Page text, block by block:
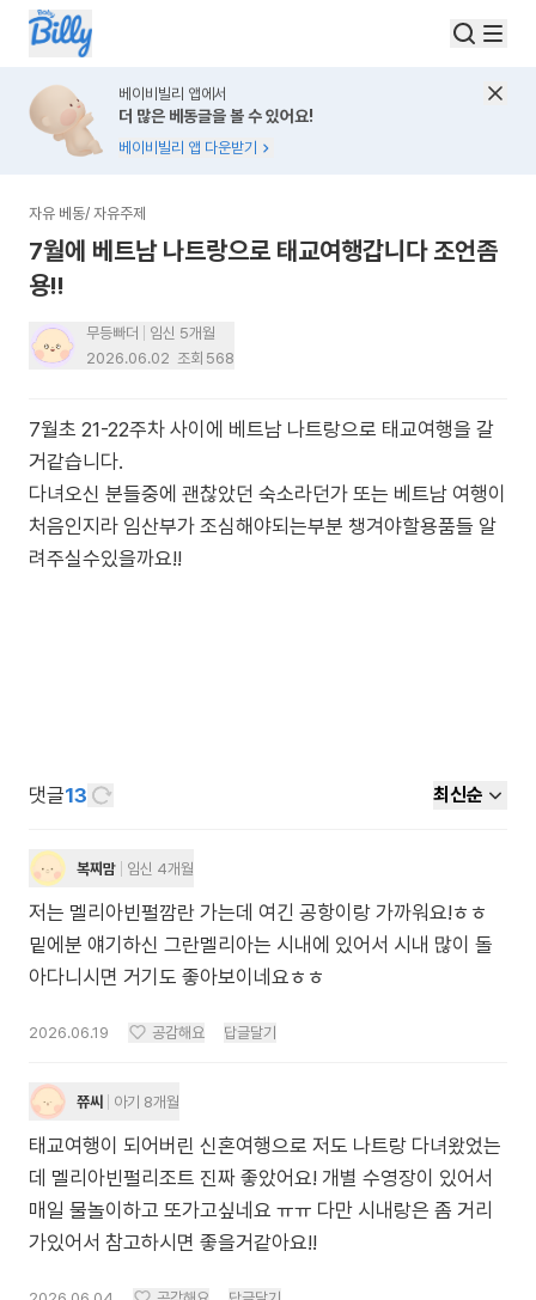
베이비빌리 앱에서
더 많은 베동글을 볼 수 있어요!
베이비빌리 앱 다운받기
자유 베동/ 자유주제
7월에 베트남 나트랑으로 태교여행갑니다 조언좀
용!!
무등빠더
임신 5개월
2026.06.02 조회 568
7월초 21-22주차 사이에 베트남 나트랑으로 태교여행을 갈
거같습니다.
다녀오신 분들중에 괜찮았던 숙소라던가 또는 베트남 여행이
처음인지라 임산부가 조심해야되는부분 챙겨야할용품들 알
려주실수있을까요!!
댓글13 최신순
복찌맘 임신 4개월
저는 멜리아빈펄깜란 가는데 여긴 공항이랑 가까워요!ㅎㅎ
밑에분 얘기하신 그란멜리아는 시내에 있어서 시내 많이 돌
아다니시면 거기도 좋아보이네요ㅎㅎ
2026.06.19 공감해요 답글달기
쮸씨 아기 8개월
태교여행이 되어버린 신혼여행으로 저도 나트랑 다녀왔었는
데 멜리아빈펄리조트 진짜 좋았어요! 개별 수영장이 있어서
매일 물놀이하고 또가고싶네요 ㅠㅠ 다만 시내랑은 좀 거리
가있어서 참고하시면 좋을거같아요!!